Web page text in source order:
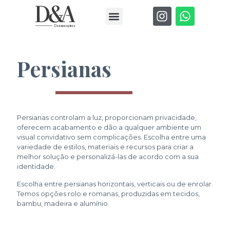
Persianas
Persianas controlam a luz, proporcionam privacidade,
oferecem acabamento e dão a qualquer ambiente um
visual convidativo sem complicações. Escolha entre uma
variedade de estilos, materiais e recursos para criar a
melhor solução e personalizá-las de acordo com a sua
identidade.
Escolha entre persianas horizontais, verticais ou de enrolar.
Temos opções rolo e romanas, produzidas em tecidos,
bambu, madeira e alumínio.